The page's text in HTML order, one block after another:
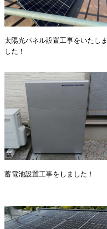
太陽光パネル設置工事をいたしま
した！
蓄電池設置工事をしました！